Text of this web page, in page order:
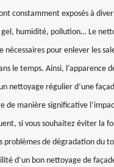
constamment exposés à
humidité, pollution… Le
nécessaires pour enlever les
le temps. Ainsi, l’apparence
nettoyage régulier d’une
de manière significative
si vous souhaitez éviter la
problèmes de dégradation du
d’un bon nettoyage de